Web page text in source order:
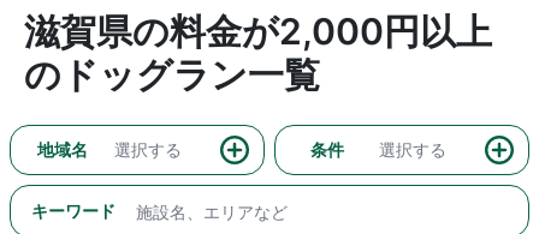
滋賀県の料金が2,000円以上
のドッグラン一覧
地域名 選択する 条件 選択する
キーワード